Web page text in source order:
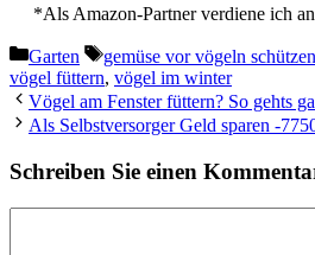
*Als Amazon-Partner verdiene ich
Kategorien
Garten Schlagwörter
gemüse vor vögeln schützen
vögel füttern, vögel im winter
Vögel am Fenster füttern? So gehts
Als Selbstversorger Geld sparen -
Schreiben Sie einen